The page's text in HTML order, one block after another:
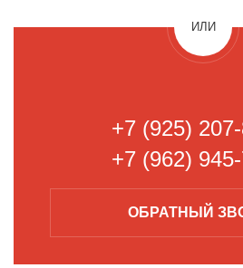
ИЛИ
+7 (925)
+7 (962)
ОБРАТНЫЙ